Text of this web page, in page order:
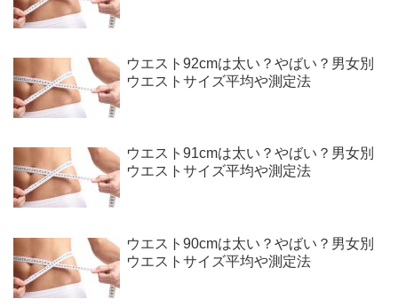
ウエスト92cmは太い？やばい？男女別
ウエストサイズ平均や測定法
ウエスト91cmは太い？やばい？男女別
ウエストサイズ平均や測定法
ウエスト90cmは太い？やばい？男女別
ウエストサイズ平均や測定法